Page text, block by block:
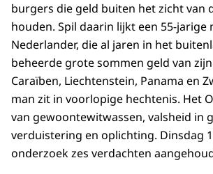
burgers die geld buiten het zicht van
houden. Spil daarin lijkt een 55-jarige
Nederlander, die al jaren in het
beheerde grote sommen geld van
Caraïben, Liechtenstein, Panama en
man zit in voorlopige hechtenis. Het
van gewoontewitwassen, valsheid in
verduistering en oplichting. Dinsdag
onderzoek zes verdachten